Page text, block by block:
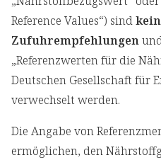
Reference Values“) sind
Zufuhrempfehlungen
„Referenzwerten für die
Deutschen Gesellschaft für
verwechselt werden.
Die Angabe von
ermöglichen, den